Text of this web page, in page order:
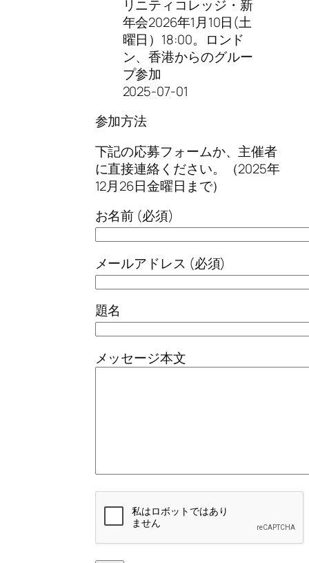
リニティコレッジ・新
年会2026年1月10日(土
曜日）18:00。ロンド
ン、香港からのグルー
プ参加
2025-07-01
参加方法
下記の応募フォームか、主催者
に直接連絡ください。（2025年
12月26日金曜日まで）
お名前 (必須)
メールアドレス (必須)
題名
メッセージ本文